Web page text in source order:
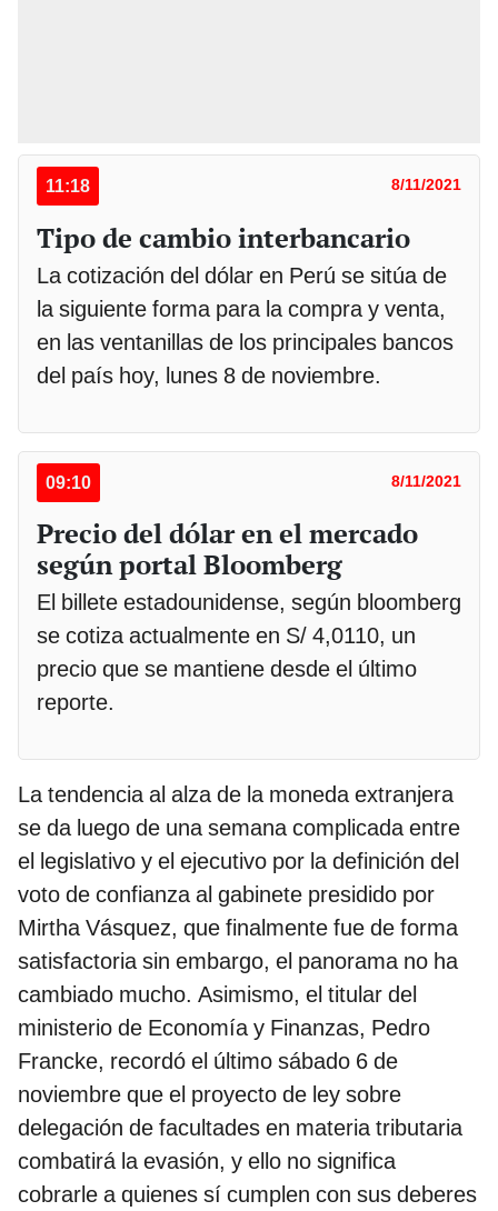
11:18 8/11/2021
Tipo de cambio interbancario
La cotización del dólar en Perú se sitúa de
la siguiente forma para la compra y venta,
en las ventanillas de los principales bancos
del país hoy, lunes 8 de noviembre.
09:10 8/11/2021
Precio del dólar en el mercado
según portal Bloomberg
El billete estadounidense, según bloomberg
se cotiza actualmente en S/ 4,0110, un
precio que se mantiene desde el último
reporte.
La tendencia al alza de la moneda extranjera
se da luego de una semana complicada entre
el legislativo y el ejecutivo por la definición del
voto de confianza al gabinete presidido por
Mirtha Vásquez, que finalmente fue de forma
satisfactoria sin embargo, el panorama no ha
cambiado mucho. Asimismo, el titular del
ministerio de Economía y Finanzas, Pedro
Francke, recordó el último sábado 6 de
noviembre que el proyecto de ley sobre
delegación de facultades en materia tributaria
combatirá la evasión, y ello no significa
cobrarle a quienes sí cumplen con sus deberes